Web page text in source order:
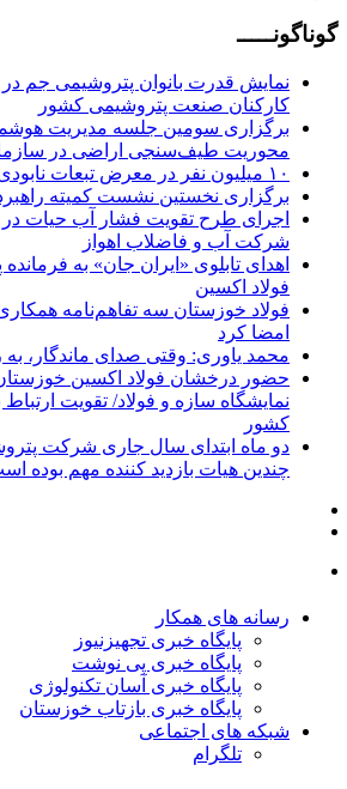
گوناگونـــــ
نمایش قدرت بانوان پتروشیمی جم
کارکنان صنعت پتروشیمی کشور
برگزاری سومین جلسه مدیریت
محوریت طیف‌سنجی اراضی در
۱۰ میلیون نفر در معرض تبعات نابودی جنگل‌های زاگرس
برگزاری نخستین نشست کمیته
اجرای طرح تقویت فشار آب حیات
شرکت آب و فاضلاب اهواز
اهدای تابلوی «ایران جان» به
فولاد اکسین
فولاد خوزستان سه تفاهم‌نامه
امضا کرد
محمد یاوری: وقتی صدای ماندگار، به
حضور درخشان فولاد اکسین
نمایشگاه سازه و فولاد/ تقویت
کشور
دو ماه ابتدای سال جاری شرکت
چندین هیات بازدید کننده مهم بوده
رسانه های همکار
پایگاه خبری تجهیزنیوز
پایگاه خبری پی نوشت
پایگاه خبری آسان تکنولوژی
پایگاه خبری بازتاب خوزستان
شبکه های اجتماعی
تلگرام